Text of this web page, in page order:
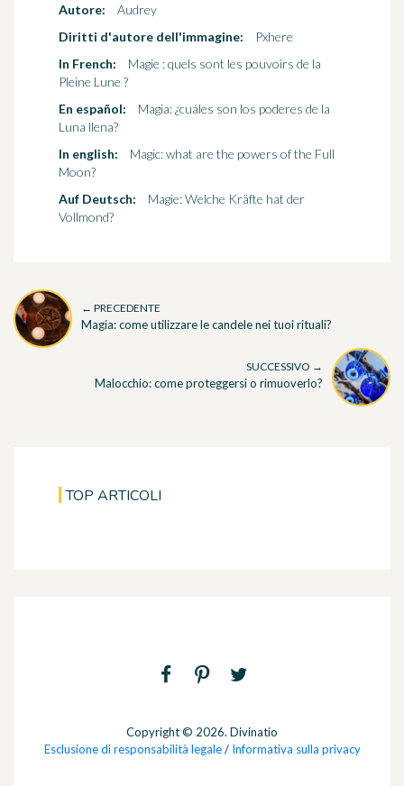
Autore:
Audrey
Diritti d'autore dell'immagine:
Pxhere
In French:
Magie : quels sont les pouvoirs de la
Pleine Lune ?
En español:
Magia: ¿cuáles son los poderes de la
Luna llena?
In english:
Magic: what are the powers of the Full
Moon?
Auf Deutsch:
Magie: Welche Kräfte hat der
Vollmond?
← PRECEDENTE
Magia: come utilizzare le candele nei tuoi rituali?
SUCCESSIVO →
Malocchio: come proteggersi o rimuoverlo?
TOP ARTICOLI
Copyright © 2026. Divinatio
Esclusione di responsabilità legale/ Informativa sulla privacy